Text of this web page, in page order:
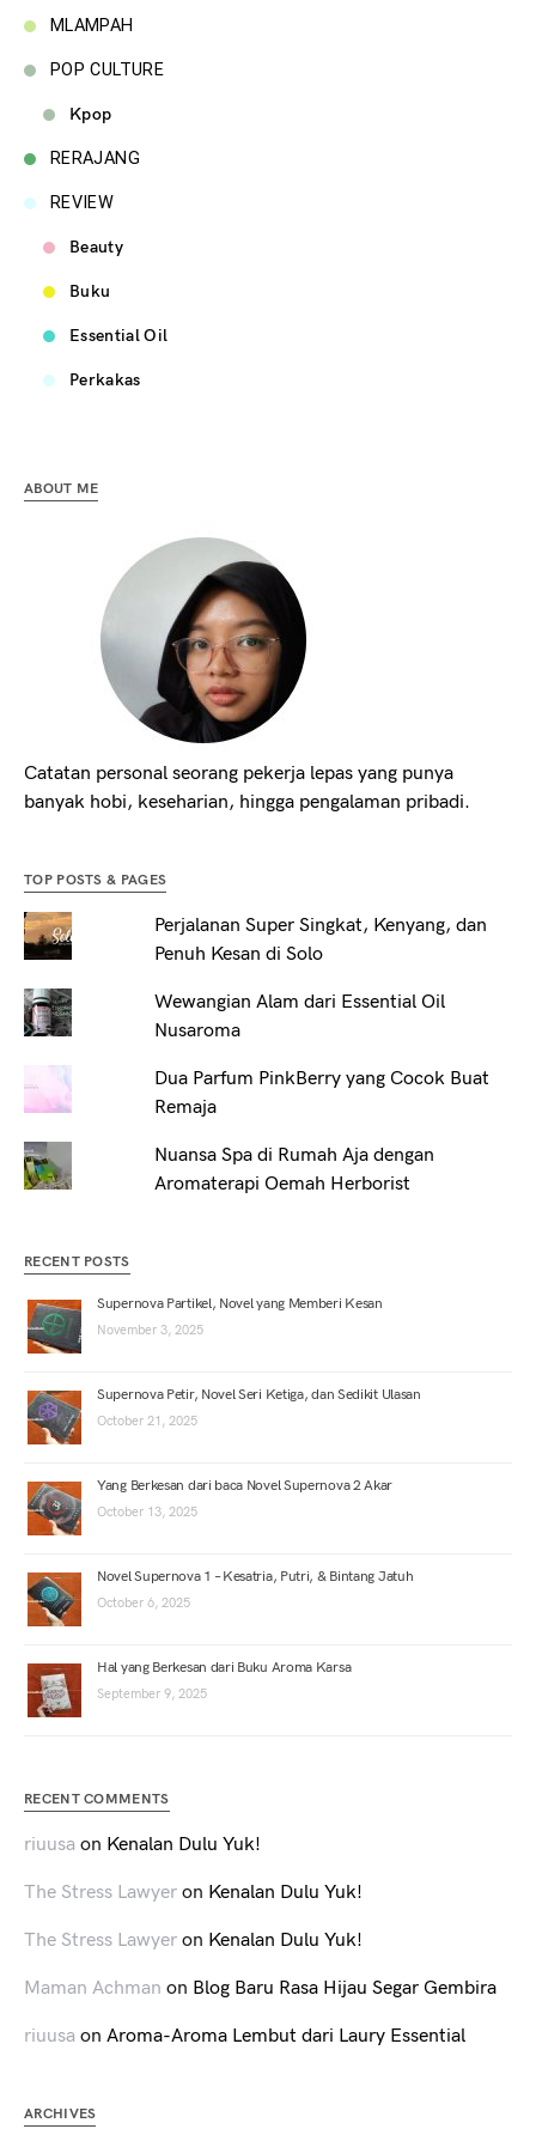
MLAMPAH
POP CULTURE
Kpop
RERAJANG
REVIEW
Beauty
Buku
Essential Oil
Perkakas
ABOUT ME
Catatan personal seorang pekerja lepas yang punya
banyak hobi, keseharian, hingga pengalaman pribadi.
TOP POSTS & PAGES
Perjalanan Super Singkat, Kenyang, dan
Penuh Kesan di Solo
Wewangian Alam dari Essential Oil
Nusaroma
Dua Parfum PinkBerry yang Cocok Buat
Remaja
Nuansa Spa di Rumah Aja dengan
Aromaterapi Oemah Herborist
RECENT POSTS
Supernova Partikel, Novel yang Memberi Kesan
November 3, 2025
Supernova Petir, Novel Seri Ketiga, dan Sedikit Ulasan
October 21, 2025
Yang Berkesan dari baca Novel Supernova 2 Akar
October 13, 2025
Novel Supernova 1 – Kesatria, Putri, & Bintang Jatuh
October 6, 2025
Hal yang Berkesan dari Buku Aroma Karsa
September 9, 2025
RECENT COMMENTS
riuusa on Kenalan Dulu Yuk!
The Stress Lawyer on Kenalan Dulu Yuk!
The Stress Lawyer on Kenalan Dulu Yuk!
Maman Achman on Blog Baru Rasa Hijau Segar Gembira
riuusa on Aroma-Aroma Lembut dari Laury Essential
ARCHIVES